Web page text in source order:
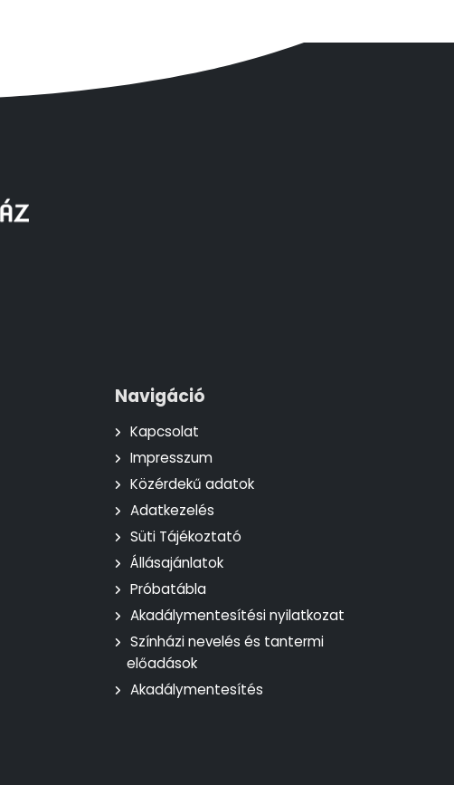
Navigáció
Kapcsolat
Impresszum
Közérdekű adatok
Adatkezelés
Süti Tájékoztató
Állásajánlatok
Próbatábla
Akadálymentesítési nyilatkozat
Színházi nevelés és tantermi
előadások
Akadálymentesítés